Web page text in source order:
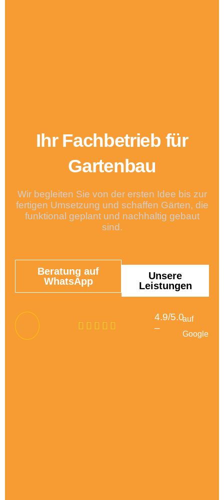
Ihr Fachbetrieb für
Gartenbau
Wir begleiten Sie von der ersten Idee bis zur
fertigen Umsetzung und schaffen Gärten, die
funktional geplant und nachhaltig gebaut
sind.
Beratung auf
WhatsApp
Unsere
Leistungen
4.9/5.0
–
auf
Google